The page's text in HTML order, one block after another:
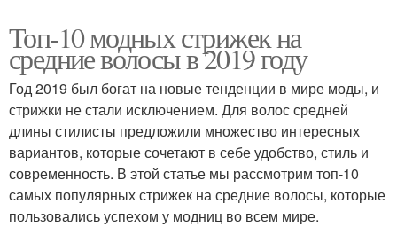
Топ-10 модных стрижек на
средние волосы в 2019 году
Год 2019 был богат на новые тенденции в мире моды, и
стрижки не стали исключением. Для волос средней
длины стилисты предложили множество интересных
вариантов, которые сочетают в себе удобство, стиль и
современность. В этой статье мы рассмотрим топ-10
самых популярных стрижек на средние волосы, которые
пользовались успехом у модниц во всем мире.